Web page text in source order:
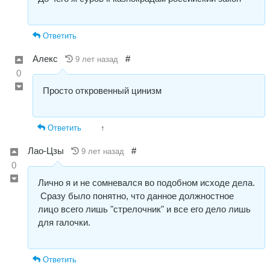
Ответить
0
Алекс 9 лет назад #
Просто откровенный цинизм
Ответить ↑
0
Лао-Цзы 9 лет назад #
Лично я и не сомневался во подобном исходе дела.
Сразу было понятно, что данное должностное
лицо всего лишь "стрелочник" и все его дело лишь
для галочки.
Ответить